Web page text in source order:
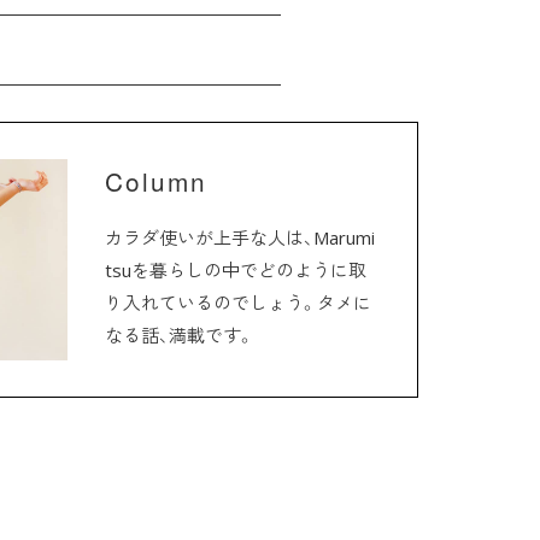
Column
カラダ使いが上手な人は、Marumi
tsuを暮らしの中でどのように取
り入れているのでしょう。タメに
なる話、満載です。